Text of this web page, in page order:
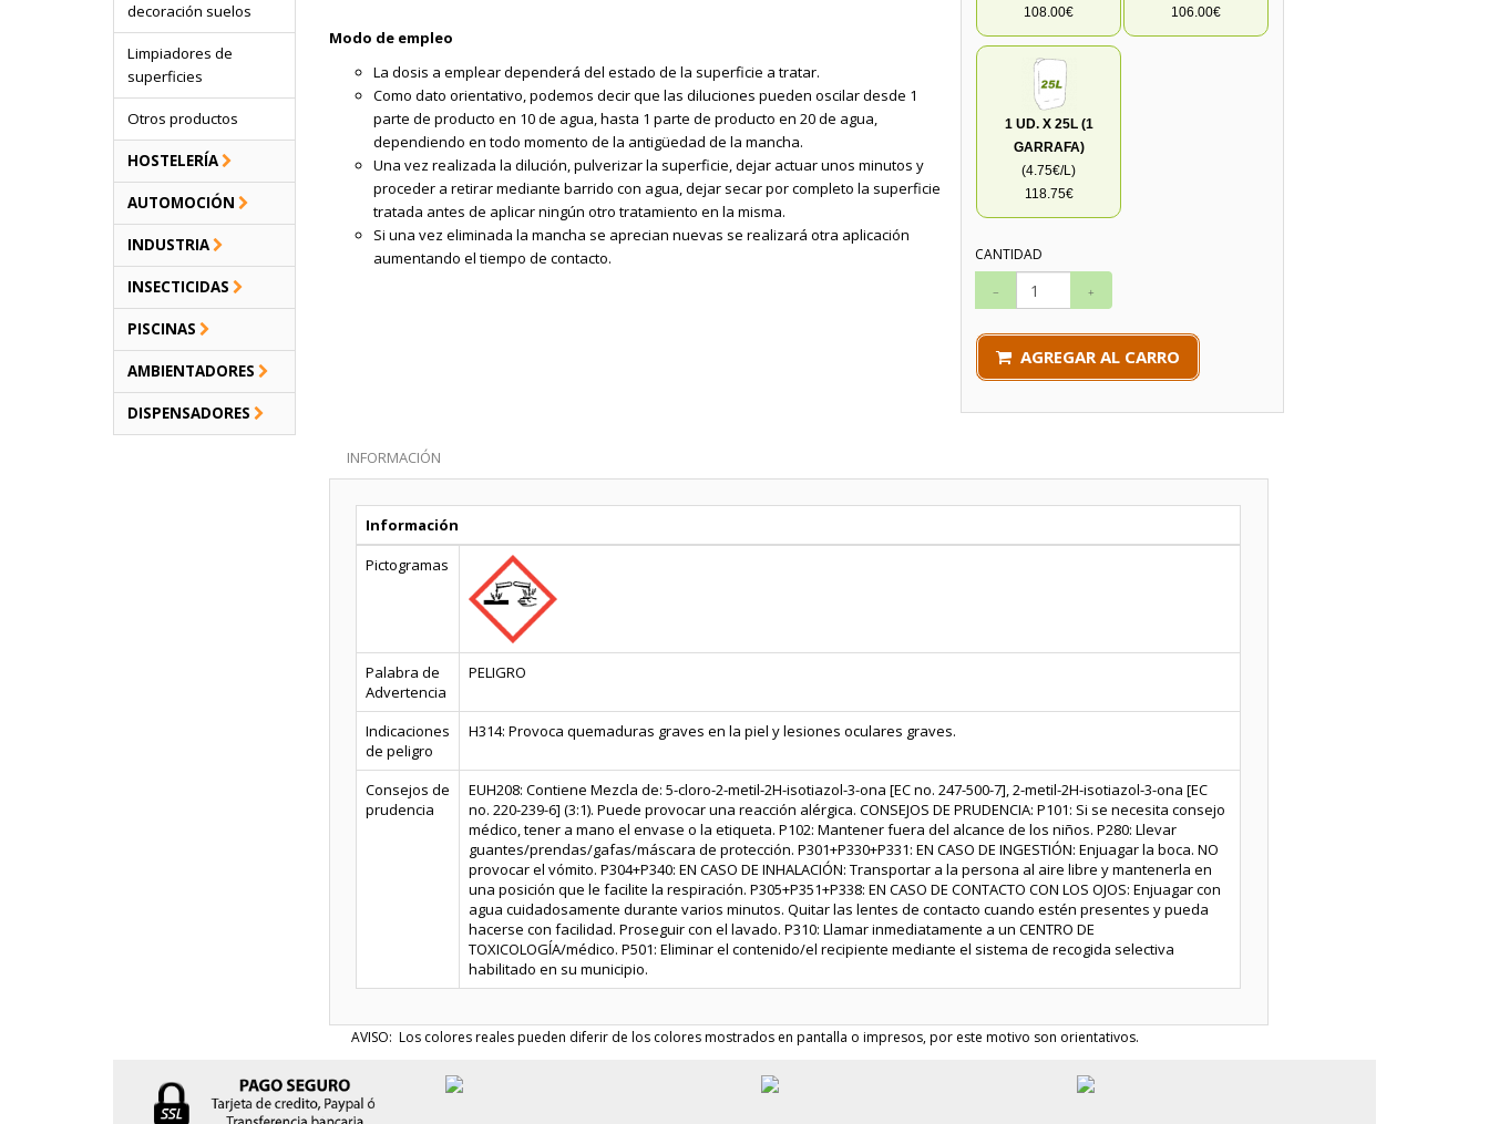
decoración suelos
Limpiadores de
superficies
Otros productos
HOSTELERÍA
AUTOMOCIÓN
INDUSTRIA
INSECTICIDAS
PISCINAS
AMBIENTADORES
DISPENSADORES
Modo de empleo
La dosis a emplear dependerá del estado de la superficie a tratar.
Como dato orientativo, podemos decir que las diluciones pueden oscilar desde 1
parte de producto en 10 de agua, hasta 1 parte de producto en 20 de agua,
dependiendo en todo momento de la antigüedad de la mancha.
Una vez realizada la dilución, pulverizar la superficie, dejar actuar unos minutos y
proceder a retirar mediante barrido con agua, dejar secar por completo la superficie
tratada antes de aplicar ningún otro tratamiento en la misma.
Si una vez eliminada la mancha se aprecian nuevas se realizará otra aplicación
aumentando el tiempo de contacto.
108.00€
106.00€
1 UD. X 25L (1
GARRAFA)
(4.75€/L)
118.75€
CANTIDAD
AGREGAR AL CARRO
INFORMACIÓN
Información
Pictogramas
Palabra de
Advertencia
PELIGRO
Indicaciones
de peligro
H314: Provoca quemaduras graves en la piel y lesiones oculares graves.
Consejos de
prudencia
EUH208: Contiene Mezcla de: 5-cloro-2-metil-2H-isotiazol-3-ona [EC no. 247-500-7], 2-metil-2H-isotiazol-3-ona [EC
no. 220-239-6] (3:1). Puede provocar una reacción alérgica. CONSEJOS DE PRUDENCIA: P101: Si se necesita consejo
médico, tener a mano el envase o la etiqueta. P102: Mantener fuera del alcance de los niños. P280: Llevar
guantes/prendas/gafas/máscara de protección. P301+P330+P331: EN CASO DE INGESTIÓN: Enjuagar la boca. NO
provocar el vómito. P304+P340: EN CASO DE INHALACIÓN: Transportar a la persona al aire libre y mantenerla en
una posición que le facilite la respiración. P305+P351+P338: EN CASO DE CONTACTO CON LOS OJOS: Enjuagar con
agua cuidadosamente durante varios minutos. Quitar las lentes de contacto cuando estén presentes y pueda
hacerse con facilidad. Proseguir con el lavado. P310: Llamar inmediatamente a un CENTRO DE
TOXICOLOGĺA/médico. P501: Eliminar el contenido/el recipiente mediante el sistema de recogida selectiva
habilitado en su municipio.
AVISO: Los colores reales pueden diferir de los colores mostrados en pantalla o impresos, por este motivo son orientativos.